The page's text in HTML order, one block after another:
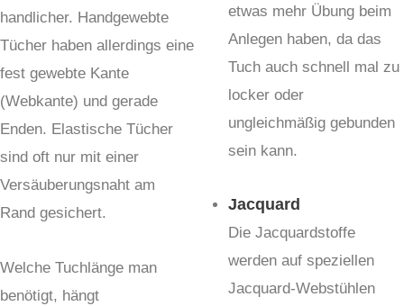
handlicher. Handgewebte
Tücher haben allerdings eine
fest gewebte Kante
(Webkante) und gerade
Enden. Elastische Tücher
sind oft nur mit einer
Versäuberungsnaht am
Rand gesichert.
Welche Tuchlänge man
benötigt, hängt
etwas mehr Übung beim
Anlegen haben, da das
Tuch auch schnell mal zu
locker oder
ungleichmäßig gebunden
sein kann.
Jacquard
Die Jacquardstoffe
werden auf speziellen
Jacquard-Webstühlen